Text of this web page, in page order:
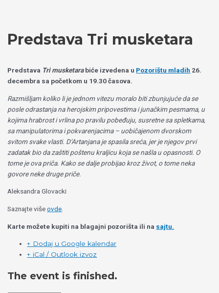
Predstava Tri musketara
Predstava Tri musketarabiće izvedena u Pozorištu mladih 26.
decembra sa početkom u 19.30 časova.
Razmišljam koliko li je jednom vitezu moralo biti zbunjujuće da se
posle odrastanja na herojskim pripovestima i junačkim pesmama, u
kojima hrabrost i vrlina po pravilu pobeđuju, susretne sa spletkama,
sa manipulatorima i pokvarenjacima – uobičajenom dvorskom
svitom svake vlasti. D’Artanjana je spasila sreća, jer je njegov prvi
zadatak bio da zaštiti poštenu kraljicu koja se našla u opasnosti. O
tome je ova priča. Kako se dalje probijao kroz život, o tome neka
govore neke druge priče.
Aleksandra Glovacki
Saznajte višeovde
Karte možete kupiti na blagajni pozorišta ili na sajtu.
+ Dodaj u Google kalendar
+ iCal / Outlook izvoz
The event is finished.